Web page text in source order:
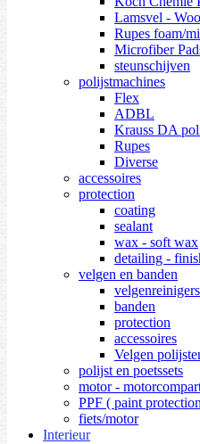
Lamsvel -
Rupes foam/
Microfiber
steunschijven
polijstmachines
Flex
ADBL
Krauss DA
Rupes
Diverse
accessoires
protection
coating
sealant
wax - soft wax
detailing -
velgen en banden
velgenreinigers
banden
protection
accessoires
Velgen
polijst en poetssets
motor -
PPF ( paint
fiets/motor
Interieur